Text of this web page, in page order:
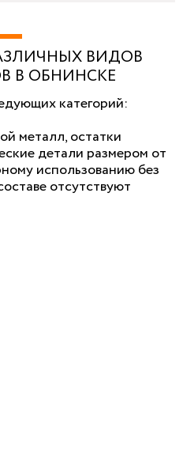
ВИДОВ
В ОБНИНСКЕ
категорий:
металл, остатки
детали размером от
использованию без
отсутствуют